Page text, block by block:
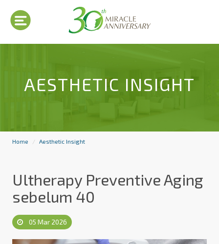
AESTHETIC INSIGHT
Home Aesthetic Insight
Ultherapy Preventive Aging
sebelum 40
05 Mar 2026